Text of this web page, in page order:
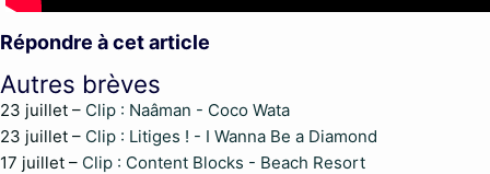
Répondre à cet article
Autres brèves
23 juillet – Clip : Naâman - Coco Wata
23 juillet – Clip : Litiges ! - I Wanna Be a Diamond
17 juillet – Clip : Content Blocks - Beach Resort